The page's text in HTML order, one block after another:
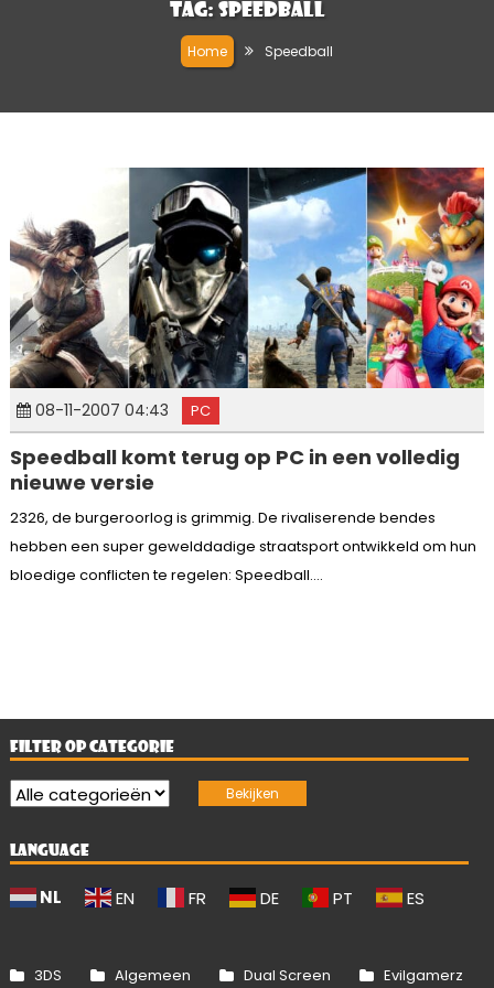
Tag: Speedball
Home Speedball
08-11-2007 04:43 PC
Speedball komt terug op PC in een volledig
nieuwe versie
2326, de burgeroorlog is grimmig. De rivaliserende bendes
hebben een super gewelddadige straatsport ontwikkeld om hun
bloedige conflicten te regelen: Speedball....
FILTER OP CATEGORIE
LANGUAGE
NL EN FR DE PT ES
3DS Algemeen Dual Screen Evilgamerz